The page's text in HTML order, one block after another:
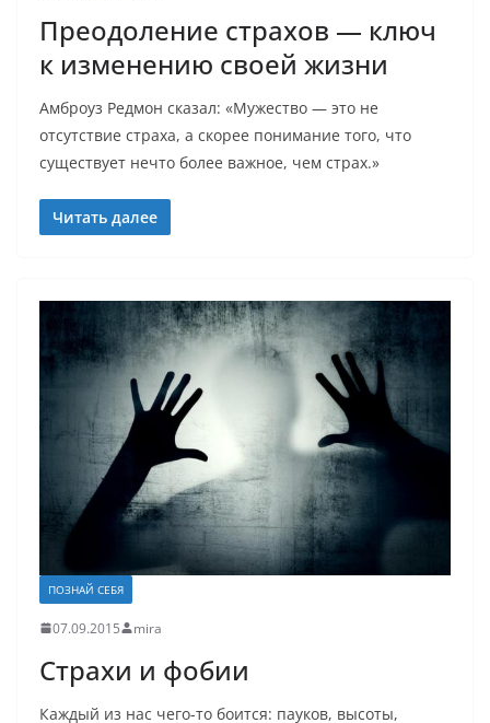
Преодоление страхов — ключ
к изменению своей жизни
Амброуз Редмон сказал: «Мужество — это не
отсутствие страха, а скорее понимание того, что
существует нечто более важное, чем страх.»
Читать далее
ПОЗНАЙ СЕБЯ
07.09.2015 mira
Страхи и фобии
Каждый из нас чего-то боится: пауков, высоты,